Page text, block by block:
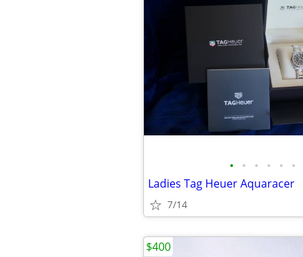
• • • • • •
Ladies Tag Heuer Aquaracer
7/14
$400